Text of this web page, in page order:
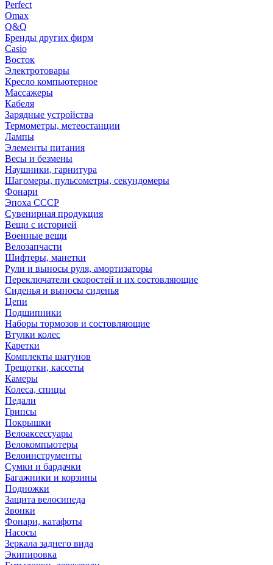
Perfect
Omax
Q&Q
Бренды других фирм
Casio
Восток
Электротовары
Кресло компьютерное
Массажеры
Кабеля
Зарядные устройства
Термометры, метеостанции
Лампы
Элементы питания
Весы и безмены
Наушники, гарнитура
Шагомеры, пульсометры, секундомеры
Фонари
Эпоха СССР
Сувенирная продукция
Вещи с историей
Военные вещи
Велозапчасти
Шифтеры, манетки
Рули и выносы руля, амортизаторы
Переключатели скоростей и их состовляющие
Сиденья и выносы сиденья
Цепи
Подшипники
Наборы тормозов и состовляющие
Втулки колес
Каретки
Комплекты шатунов
Трещотки, кассеты
Камеры
Колеса, спицы
Педали
Грипсы
Покрышки
Велоаксессуары
Велокомпьютеры
Велоинструменты
Сумки и бардачки
Багажники и корзины
Подножки
Защита велосипеда
Звонки
Фонари, катафоты
Насосы
Зеркала заднего вида
Экипировка